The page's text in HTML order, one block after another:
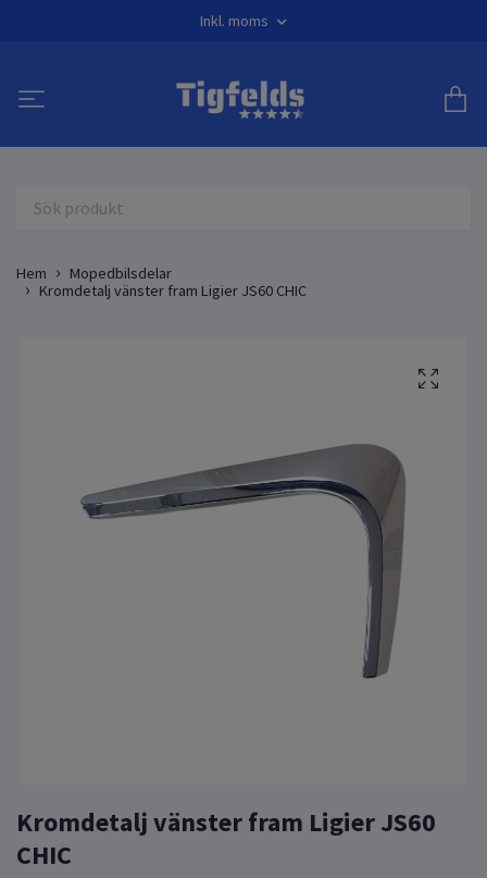
Inkl. moms
Hem
Mopedbilsdelar
Kromdetalj vänster fram Ligier JS60 CHIC
Kromdetalj vänster fram Ligier JS60
CHIC